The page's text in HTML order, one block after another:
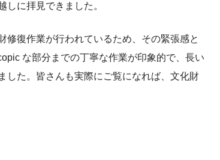
に拝見できました。
修復作業が行われているため、その緊張感と
な部分までの丁寧な作業が印象的で、長い
した。皆さんも実際にご覧になれば、文化財